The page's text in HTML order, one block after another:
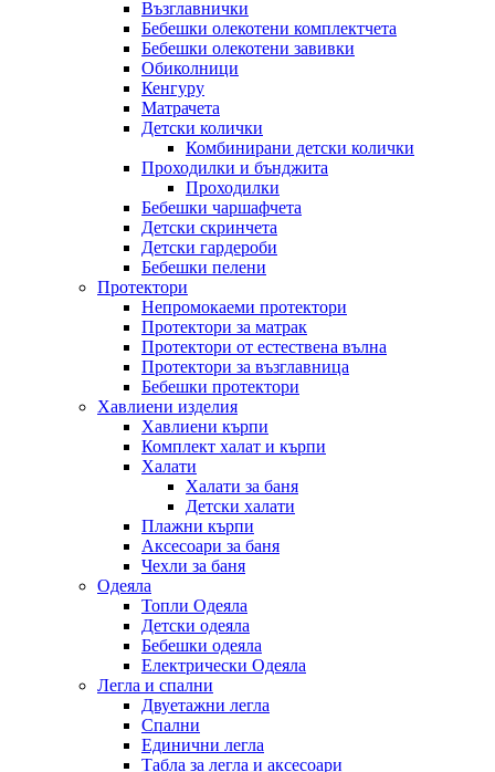
Възглавнички
Бебешки oлекотени комплектчета
Бебешки олекотени завивки
Обиколници
Кенгуру
Матрачета
Детски колички
Комбинирани детски колички
Проходилки и бънджита
Проходилки
Бебешки чаршафчета
Детски скринчета
Детски гардероби
Бебешки пелени
Протектори
Непромокаеми протектори
Протектори за матрак
Протектори от естествена вълна
Протектори за възглавница
Бебешки протектори
Хавлиени изделия
Хавлиени кърпи
Комплект халат и кърпи
Халати
Халати за баня
Детски халати
Плажни кърпи
Аксесоари за баня
Чехли за баня
Одеяла
Топли Одеяла
Детски одеяла
Бебешки одеяла
Електрически Одеяла
Легла и спални
Двуетажни легла
Спални
Единични легла
Табла за легла и аксесоари